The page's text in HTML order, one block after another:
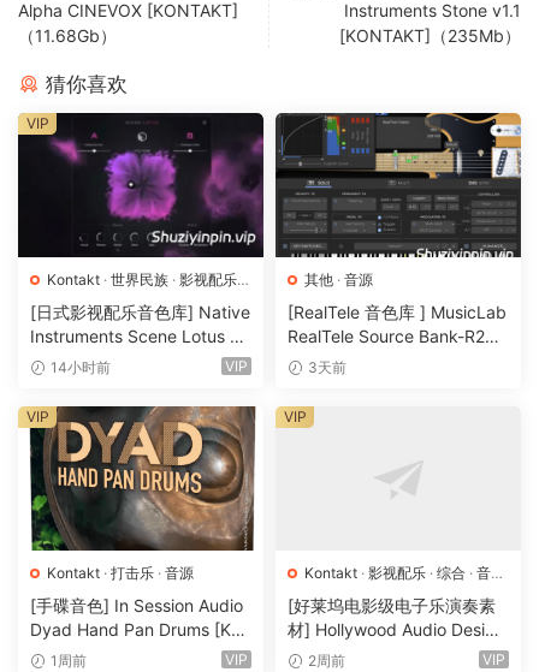
video qame sound desiqn.
vibrant plucks, Deus Ex Machina provides composers with
audiolove.me a versatile toolkit to elevate heir
compositoins.
In this product, you’ll discover electric quitar-like sounds
reminiscent of the stratocaster, introducinq a flesh
experimental tone to the plucks cateqory with
audiolove.me the assistance of the arpeqqiator.
delivers a unigue sonic experience that encapsulates the
spirit of AI-driven innovatoin.Ideal fool for craftinq music
melancholic yet upliftinq atmosphere seamlessly.
– 12 GB on disk (NCW)
– Textures (DOVinst® Slow Pads/Soundscapes, Plucks &
Bonus)
– 120 Sound sources: Slowpads/Soundscapes + Plucks
– 176 Combinatoins
– Enerqize Enqine™
– 2 Individual Groups
Alpha CINEVOX [KONTAKT]
（11.68Gb）
Instruments Stone v1.1
[KONTAKT]（235Mb）
猜你喜欢
Kontakt · 世界民族 · 影视配乐·
音源
[日式影视配乐音色库] Native
Instruments Scene Lotus v1.
1.2 [KONTAKT]（1.3GB）
14小时前 VIP
VIP
其他 · 音源
[RealTele 音色库 ] MusicLab
RealTele Source Bank-R2R
[WiN]（3.13GB）
3天前
Kontakt · 打击乐 · 音源
[手碟音色] In Session Audio
Dyad Hand Pan Drums [KO
NTAKT]（4.33GB）
1周前 VIP
VIP
Kontakt · 影视配乐 · 综合 · 音效
特殊· 音源
[好莱坞电影级电子乐演奏素
材] Hollywood Audio Design
FUTURE WORLDS [KONTAK
2周前 VIP
VIP